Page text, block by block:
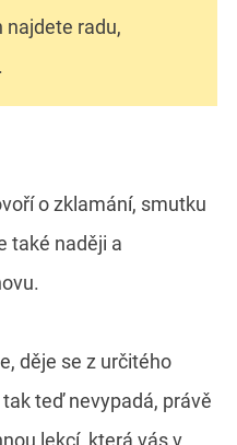
najdete radu,
o zklamání, smutku
také naději a
děje se z určitého
teď nevypadá, právě
lekcí, která vás v